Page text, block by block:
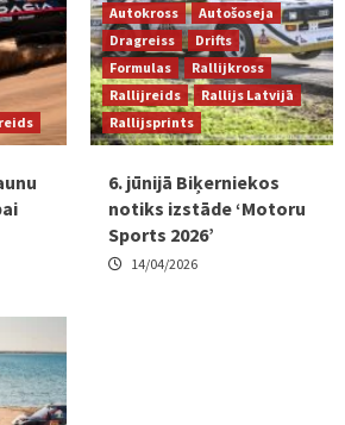
Autokross
Autošoseja
Dragreiss
Drifts
Formulas
Rallijkross
Rallijreids
Rallijs Latvijā
Rallijsprints
6. jūnijā Biķerniekos
notiks izstāde ‘Motoru
Sports 2026’
14/04/2026